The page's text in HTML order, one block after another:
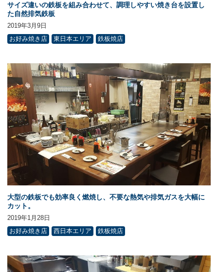
サイズ違いの鉄板を組み合わせて、調理しやすい焼き台を設置し
た自然排気鉄板
2019年3月9日
お好み焼き店
東日本エリア 鉄板焼店
大型の鉄板でも効率良く燃焼し、不要な熱気や排気ガスを大幅に
カット。
2019年1月28日
お好み焼き店
西日本エリア 鉄板焼店